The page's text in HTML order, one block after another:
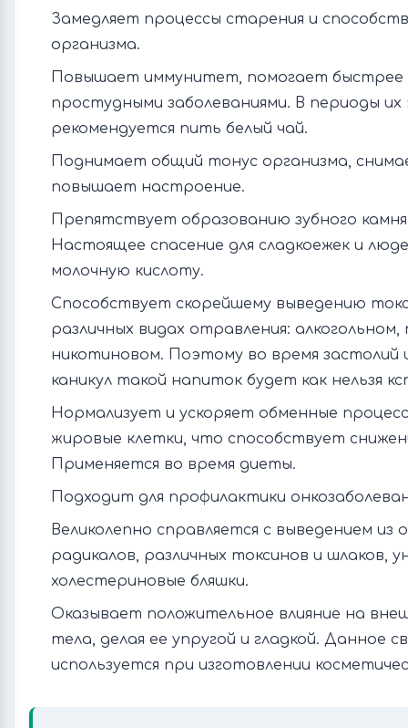
Замедляет процессы старения и
организма.
Повышает иммунитет, помогает быстрее
простудными заболеваниями. В периоды их
рекомендуется пить белый чай.
Поднимает общий тонус организма,
повышает настроение.
Препятствует образованию зубного камня
Настоящее спасение для сладкоежек и
молочную кислоту.
Способствует скорейшему выведению
различных видах отравления:
никотиновом. Поэтому во время застолий
каникул такой напиток будет как нельзя
Нормализует и ускоряет обменные
жировые клетки, что способствует
Применяется во время диеты.
Подходит для профилактики
Великолепно справляется с выведением из
радикалов, различных токсинов и шлаков,
холестериновые бляшки.
Оказывает положительное влияние на
тела, делая ее упругой и гладкой. Данное
используется при изготовлении